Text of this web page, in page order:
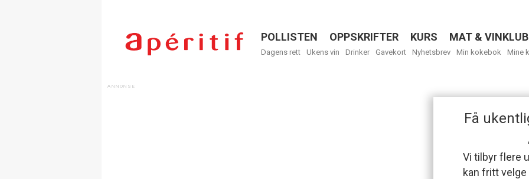
Menu
POLLISTEN OPPSKRIFTER KURS MAT &
Dagens rett Ukens vin Drinker Gavekort Nyhetsbrev Min kokebok Mine
Få
Vi tilbyr flere
kan fritt